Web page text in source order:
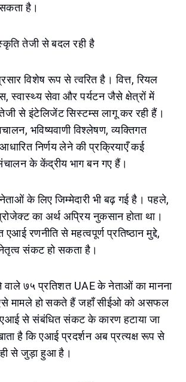
है।
तेजी से बदल रही है
विशेष रूप से त्वरित है। वित्त, रियल
स्वास्थ्य सेवा और पर्यटन जैसे क्षेत्रों में
से इंटेलिजेंट सिस्टम्स लागू कर रही हैं।
भविष्यवाणी विश्लेषण, व्यक्तिगत
निर्णय लेने की प्रक्रियाएँ कई
के केंद्रीय भाग बन गए हैं।
के लिए जिम्मेदारी भी बढ़ गई है। पहले,
का अर्थ अप्रिय नुकसान होता था।
रणनीति से महत्वपूर्ण प्रतिष्ठान मुद्दे,
नेतृत्व संकट हो सकता है।
७५ प्रतिशत UAE के नेताओं का मानना
मामले हो सकते हैं जहाँ सीईओ को असफल
से संबंधित संकट के कारण हटाया जा
है कि एआई प्रदर्शन अब प्रत्यक्ष रूप से
से जुड़ा हुआ है।